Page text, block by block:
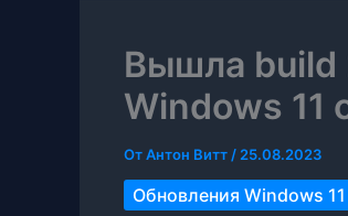
Вышла build
Windows 11
ОтАнтон Витт / 25.08.2023
Обновления Windows 11